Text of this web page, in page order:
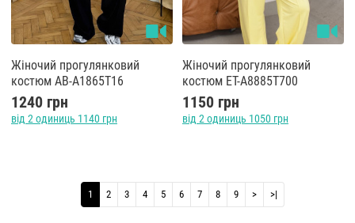
Жіночий прогулянковий
костюм AB-A1865T16
1240 грн
від 2 одиниць 1140 грн
Жіночий прогулянковий
костюм ET-A8885T700
1150 грн
від 2 одиниць 1050 грн
1 2 3 4 5 6 7 8 9 > >|